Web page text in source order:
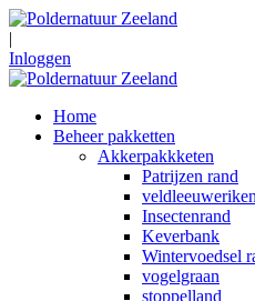
|
Inloggen
Home
Beheer pakketten
Akkerpakkketen
Patrijzen rand
Insectenrand
Keverbank
Wintervoedsel
vogelgraan
stoppelland